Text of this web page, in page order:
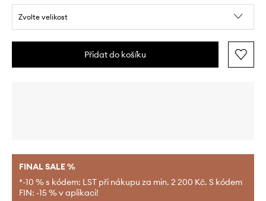
Zvolte velikost
Přidat do košíku
FINAL SALE %
*-10 % s kódem: LST při nákupu za min. 2 200 Kč. S kódem
FIN: -15 % v aplikaci!